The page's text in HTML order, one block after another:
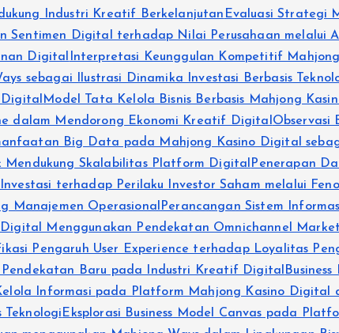
Industri Kreatif Berkelanjutan Evaluasi Strategi
Sentimen Digital terhadap Nilai Perusahaan melalui
Digital
Interpretasi Keunggulan Kompetitif
sebagai Ilustrasi Dinamika Investasi Berbasis
Model Tata Kelola Bisnis Berbasis Mahjong
dalam Mendorong Ekonomi Kreatif Digital Observasi
Big Data pada Mahjong Kasino Digital
Skalabilitas Platform Digital Penerapan
terhadap Perilaku Investor Saham melalui
Manajemen Operasional Perancangan Sistem
Menggunakan Pendekatan Omnichannel
Pengaruh User Experience terhadap Loyalitas
Pendekatan Baru pada Industri Kreatif Digital
Informasi pada Platform Mahjong Kasino Digital
Teknologi Eksplorasi Business Model Canvas pada